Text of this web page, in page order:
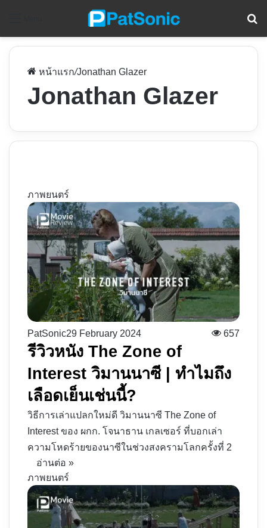
หน้าแรก/Jonathan Glazer
Jonathan Glazer
ภาพยนตร์
PatSonic29 February 2024 657
รีวิวหนัง The Zone of
Interest วิมานนาซี | ทำไมถึง
เลือดเย็นเช่นนี้?
วิธีการเล่าแปลกใหม่ดี วิมานนาซี The Zone of
Interest ของ ผกก. โจนาธาน เกลเซอร์ ที่บอกเล่า
ความโหดร้ายของนาซีในช่วงสงครามโลกครั้งที่ 2
อ่านต่อ »
ภาพยนตร์